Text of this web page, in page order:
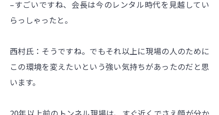
–すごいですね、会長は今のレンタル時代を見越してい
らっしゃったと。
西村氏：そうですね。でもそれ以上に現場の人のために
この環境を変えたいという強い気持ちがあったのだと思
います。